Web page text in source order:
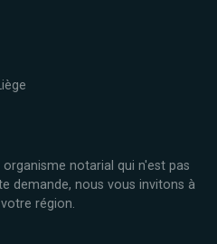
notarial qui n'est pas
demande, nous vous invitons à
région.